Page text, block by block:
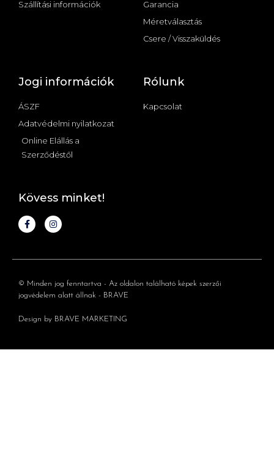
Szállítási információk
Garancia
Méretválasztás
Csere / Visszaküldés
Jogi információk
ÁSZF
Adatvédelmi nyilatkozat
Online Elállás a
Szerződéstől
Rólunk
Kapcsolat
Kövess minket!
© Minden jog fenntartva - Az oldalon található képek szerzői
jogvédelem alatt állnak - BRAVE
Design by BRAVE MARKETING